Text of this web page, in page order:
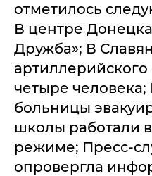
отметилось
В центре
Дружба»; В
четыре
больницы
школы работали
режиме; Пресс-
опровергла